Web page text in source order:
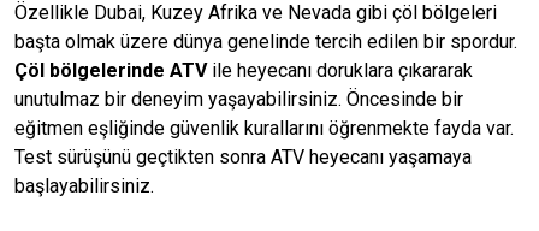
Özellikle Dubai, Kuzey Afrika ve Nevada gibi çöl bölgeleri
başta olmak üzere dünya genelinde tercih edilen bir spordur.
Çöl bölgelerinde ATVile heyecanı doruklara çıkararak
unutulmaz bir deneyim yaşayabilirsiniz. Öncesinde bir
eğitmen eşliğinde güvenlik kurallarını öğrenmekte fayda var.
Test sürüşünü geçtikten sonra ATV heyecanı yaşamaya
başlayabilirsiniz.